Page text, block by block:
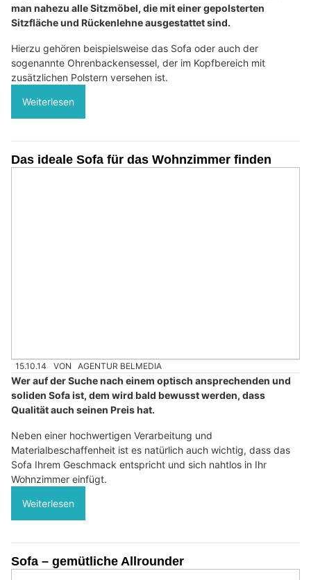
man nahezu alle Sitzmöbel, die mit einer gepolsterten
Sitzfläche und Rückenlehne ausgestattet sind.
Hierzu gehören beispielsweise das Sofa oder auch der
sogenannte Ohrenbackensessel, der im Kopfbereich mit
zusätzlichen Polstern versehen ist.
Weiterlesen
Das ideale Sofa für das Wohnzimmer finden
15.10.14 VON AGENTUR BELMEDIA
Wer auf der Suche nach einem optisch ansprechenden und
soliden Sofa ist, dem wird bald bewusst werden, dass
Qualität auch seinen Preis hat.
Neben einer hochwertigen Verarbeitung und
Materialbeschaffenheit ist es natürlich auch wichtig, dass das
Sofa Ihrem Geschmack entspricht und sich nahtlos in Ihr
Wohnzimmer einfügt.
Weiterlesen
Sofa – gemütliche Allrounder